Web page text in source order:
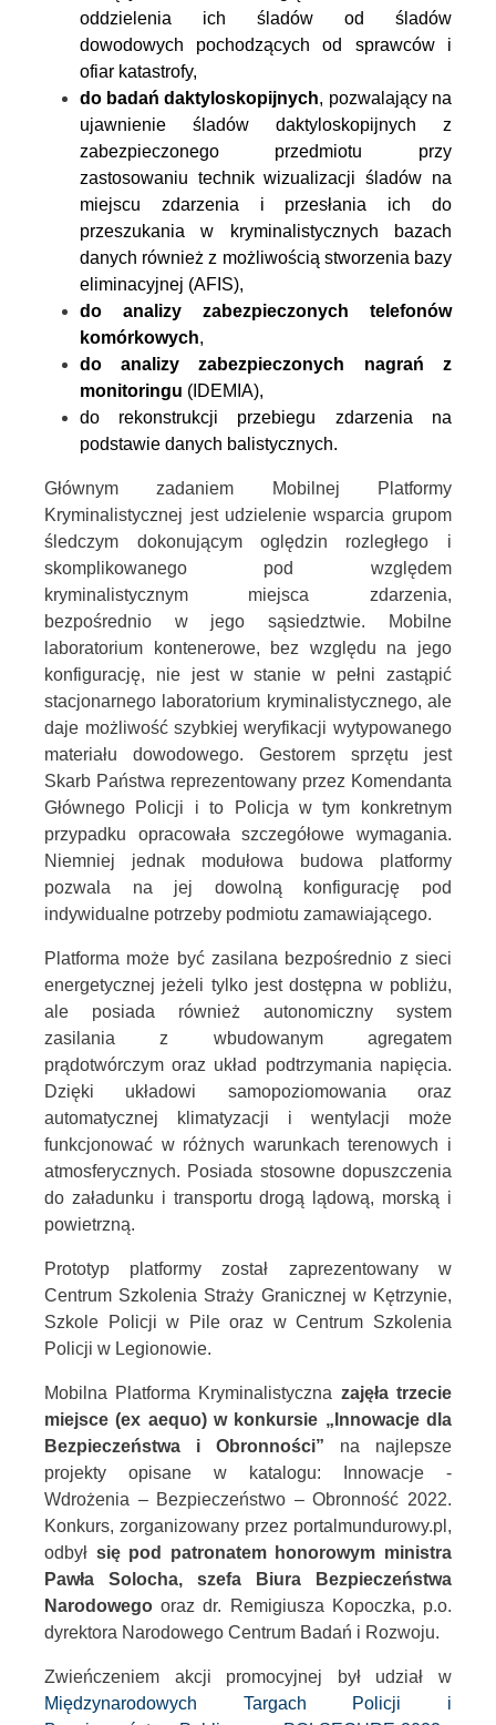
oddzielenia ich śladów od śladów
dowodowych pochodzących od sprawców i
ofiar katastrofy,
do badań daktyloskopijnych, pozwalający na
ujawnienie śladów daktyloskopijnych z
zabezpieczonego przedmiotu przy
zastosowaniu technik wizualizacji śladów na
miejscu zdarzenia i przesłania ich do
przeszukania w kryminalistycznych bazach
danych również z możliwością stworzenia bazy
eliminacyjnej (AFIS),
do analizy zabezpieczonych telefonów
komórkowych,
do analizy zabezpieczonych nagrań z
monitoringu (IDEMIA),
do rekonstrukcji przebiegu zdarzenia na
podstawie danych balistycznych.
Głównym zadaniem Mobilnej Platformy
Kryminalistycznej jest udzielenie wsparcia grupom
śledczym dokonującym oględzin rozległego i
skomplikowanego pod względem
kryminalistycznym miejsca zdarzenia,
bezpośrednio w jego sąsiedztwie. Mobilne
laboratorium kontenerowe, bez względu na jego
konfigurację, nie jest w stanie w pełni zastąpić
stacjonarnego laboratorium kryminalistycznego, ale
daje możliwość szybkiej weryfikacji wytypowanego
materiału dowodowego. Gestorem sprzętu jest
Skarb Państwa reprezentowany przez Komendanta
Głównego Policji i to Policja w tym konkretnym
przypadku opracowała szczegółowe wymagania.
Niemniej jednak modułowa budowa platformy
pozwala na jej dowolną konfigurację pod
indywidualne potrzeby podmiotu zamawiającego.
Platforma może być zasilana bezpośrednio z sieci
energetycznej jeżeli tylko jest dostępna w pobliżu,
ale posiada również autonomiczny system
zasilania z wbudowanym agregatem
prądotwórczym oraz układ podtrzymania napięcia.
Dzięki układowi samopoziomowania oraz
automatycznej klimatyzacji i wentylacji może
funkcjonować w różnych warunkach terenowych i
atmosferycznych. Posiada stosowne dopuszczenia
do załadunku i transportu drogą lądową, morską i
powietrzną.
Prototyp platformy został zaprezentowany w
Centrum Szkolenia Straży Granicznej w Kętrzynie,
Szkole Policji w Pile oraz w Centrum Szkolenia
Policji w Legionowie.
Mobilna Platforma Kryminalistyczna zajęła trzecie
miejsce (ex aequo) w konkursie „Innowacje dla
Bezpieczeństwa i Obronności” na najlepsze
projekty opisane w katalogu: Innowacje -
Wdrożenia – Bezpieczeństwo – Obronność 2022.
Konkurs, zorganizowany przez portalmundurowy.pl,
odbył się pod patronatem honorowym ministra
Pawła Solocha, szefa Biura Bezpieczeństwa
Narodowegooraz dr. Remigiusza Kopoczka, p.o.
dyrektora Narodowego Centrum Badań i Rozwoju.
Zwieńczeniem akcji promocyjnej był udział w
Międzynarodowych Targach Policji i